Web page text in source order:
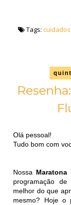
Tags:
Olá pessoal!
Tudo bom com
Nossa Maratona
programação
melhor do que
mesmo? Hoje o